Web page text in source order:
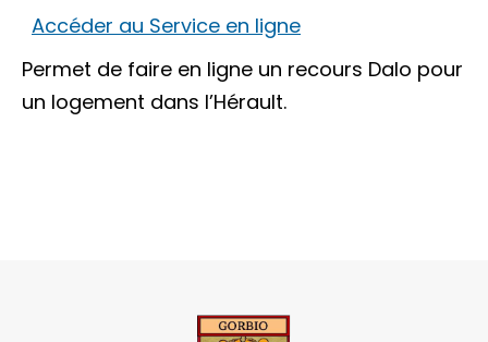
Accéder au Service en ligne
Permet de faire en ligne un recours Dalo pour
un logement dans l’Hérault.